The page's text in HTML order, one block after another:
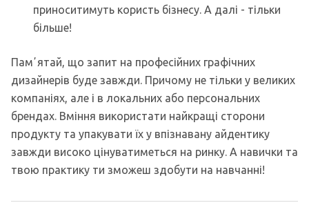
приноситимуть користь бізнесу. А далі - тільки
більше!
Памʼятай, що запит на професійних графічних
дизайнерів буде завжди. Причому не тільки у великих
компаніях, але і в локальних або персональних
брендах. Вміння використати найкращі сторони
продукту та упакувати їх у впізнавану айдентику
завжди високо цінуватиметься на ринку. А навички та
твою практику ти зможеш здобути на навчанні!